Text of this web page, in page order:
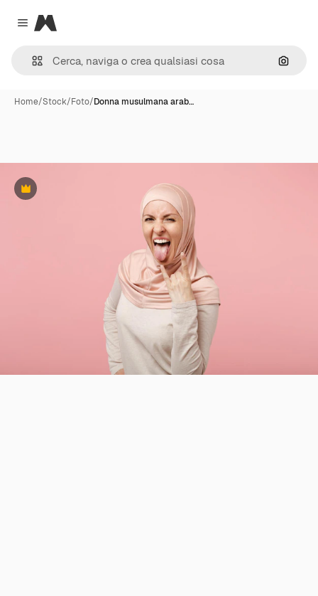
Close menu
Magnific
Cerca
Home/Stock/Foto/Donna musulmana arab…
Premium